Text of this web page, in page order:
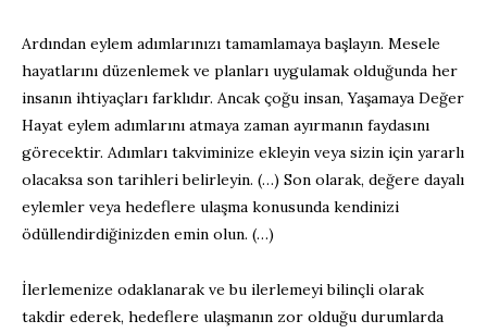
Ardından eylem adımlarınızı tamamlamaya başlayın. Mesele
hayatlarını düzenlemek ve planları uygulamak olduğunda her
insanın ihtiyaçları farklıdır. Ancak çoğu insan, Yaşamaya Değer
Hayat eylem adımlarını atmaya zaman ayırmanın faydasını
görecektir. Adımları takviminize ekleyin veya sizin için yararlı
olacaksa son tarihleri belirleyin. (…) Son olarak, değere dayalı
eylemler veya hedeflere ulaşma konusunda kendinizi
ödüllendirdiğinizden emin olun. (…)
İlerlemenize odaklanarak ve bu ilerlemeyi bilinçli olarak
takdir ederek, hedeflere ulaşmanın zor olduğu durumlarda